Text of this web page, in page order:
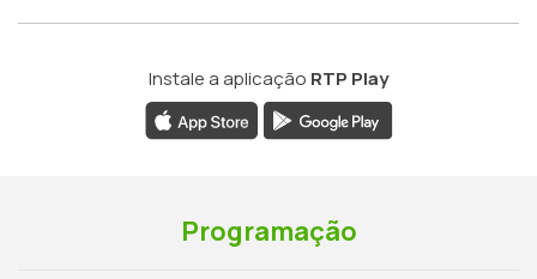
Instale a aplicação RTP Play
Programação